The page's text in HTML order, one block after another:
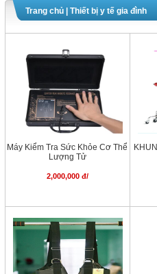
Trang chủ Thiết bị y tế gia đình
Máy Kiểm Tra Sức Khỏe Cơ Thể
Lượng Tử
2,000,000 đ/